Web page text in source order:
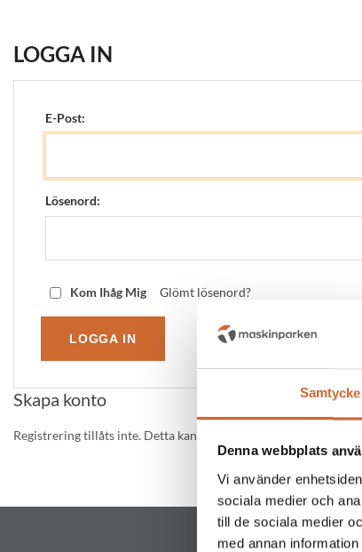
Samtycke
Denna webbplats
Vi använder
sociala medier och
till de sociala medier
med annan
LOGGA IN
E-Post:
Lösenord:
Kom Ihåg Mig Glömt lösenord?
Skapa konto
Registrering tillåts inte. Detta kan redigeras i admin.